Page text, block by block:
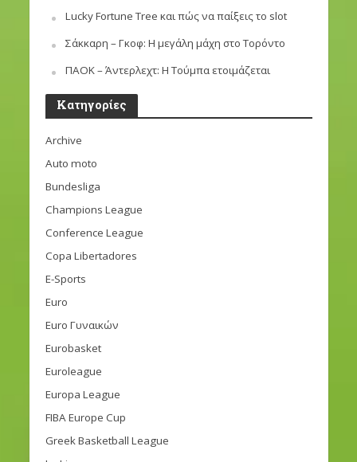
Lucky Fortune Tree και πώς να παίξεις το slot
Σάκκαρη – Γκοφ: Η μεγάλη μάχη στο Τορόντο
ΠΑΟΚ – Άντερλεχτ: Η Τούμπα ετοιμάζεται
Kατηγορίες
Archive
Auto moto
Bundesliga
Champions League
Conference League
Copa Libertadores
E-Sports
Euro
Euro Γυναικών
Eurobasket
Euroleague
Europa League
FIBA Europe Cup
Greek Basketball League